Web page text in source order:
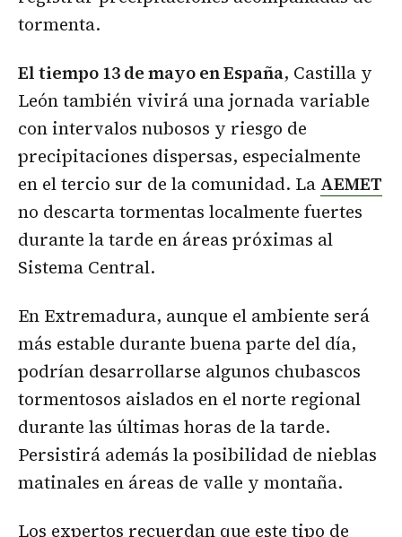
tormenta.
El tiempo 13 de mayo en España, Castilla y
León también vivirá una jornada variable
con intervalos nubosos y riesgo de
precipitaciones dispersas, especialmente
en el tercio sur de la comunidad. La AEMET
no descarta tormentas localmente fuertes
durante la tarde en áreas próximas al
Sistema Central.
En Extremadura, aunque el ambiente será
más estable durante buena parte del día,
podrían desarrollarse algunos chubascos
tormentosos aislados en el norte regional
durante las últimas horas de la tarde.
Persistirá además la posibilidad de nieblas
matinales en áreas de valle y montaña.
Los expertos recuerdan que este tipo de